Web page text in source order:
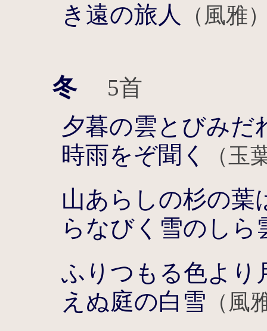
き遠の旅人
（風雅
冬 5首
夕暮の雲とびみだ
時雨をぞ聞く
（玉
山あらしの杉の葉
らなびく雪のしら
ふりつもる色より
えぬ庭の白雪 （風